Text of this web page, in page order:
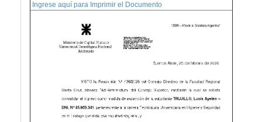
Ingrese aquí para Imprimir el Documento